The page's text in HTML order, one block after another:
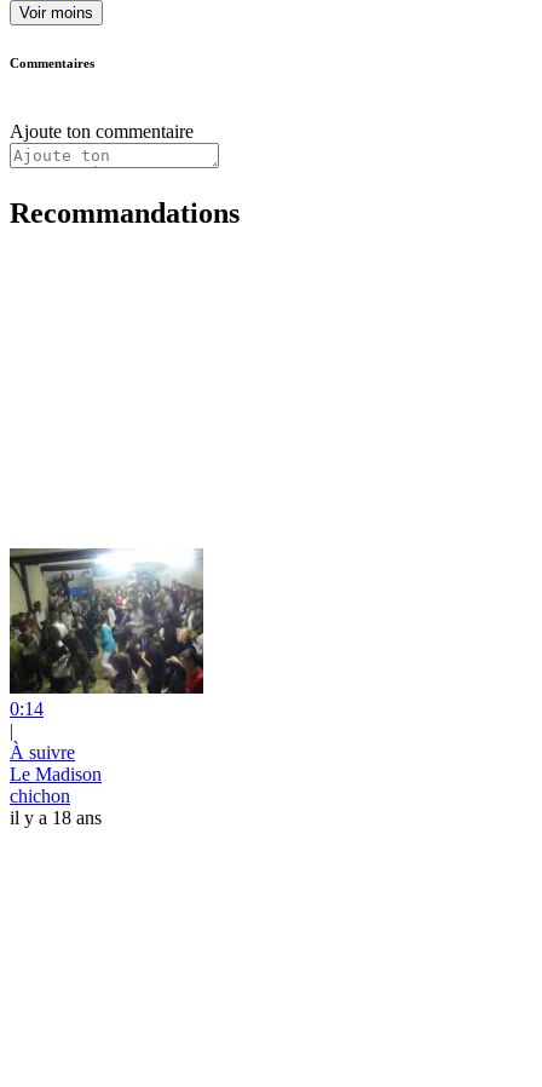
Voir moins
Commentaires
Ajoute ton commentaire
Recommandations
0:14
|
À suivre
Le Madison
chichon
il y a 18 ans